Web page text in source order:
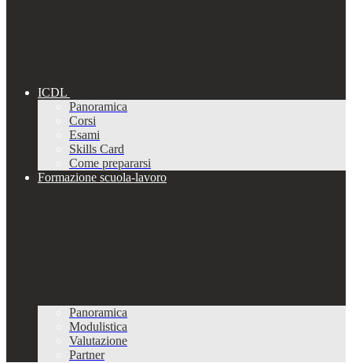
ICDL
Panoramica
Corsi
Esami
Skills Card
Come prepararsi
Formazione scuola-lavoro
Panoramica
Modulistica
Valutazione
Partner